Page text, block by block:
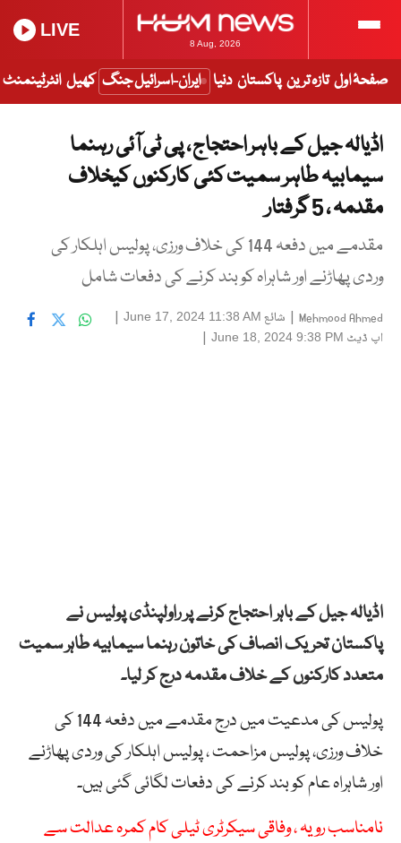
8 Aug, 2026
LIVE
صفحۂ اول تازہ ترین پاکستان دنیا ایران-اسرائیل جنگ کھیل انٹرٹینمنٹ
اڈیالہ جیل کے باہر احتجاج ، پی ٹی آئی رہنما
سیمابیہ طاہر سمیت کئی کارکنوں کیخلاف
مقدمہ ، 5 گرفتار
مقدمے میں دفعہ 144 کی خلاف ورزی، پولیس اہلکار کی
وردی پھاڑنے اور شاہراہ کو بند کرنے کی دفعات شامل
Mehmood Ahmed
| شائع June 17, 2024 11:38 AM
|
اپ ڈیٹ June 18, 2024 9:38 PM
|
اڈیالہ جیل کے باہر احتجاج کرنے پر راولپنڈی پولیس نے
پاکستان تحریک انصاف کی خاتون رہنما سیمابیہ طاہر سمیت
متعدد کارکنوں کے خلاف مقدمہ درج کر لیا۔
پولیس کی مدعیت میں درج مقدمے میں دفعہ 144 کی
خلاف ورزی، پولیس مزاحمت ، پولیس اہلکار کی وردی پھاڑنے
اور شاہراہ عام کو بند کرنے کی دفعات لگائی گئی ہیں۔
نامناسب رویہ ، وفاقی سیکرٹری ٹیلی کام کمرہ عدالت سے